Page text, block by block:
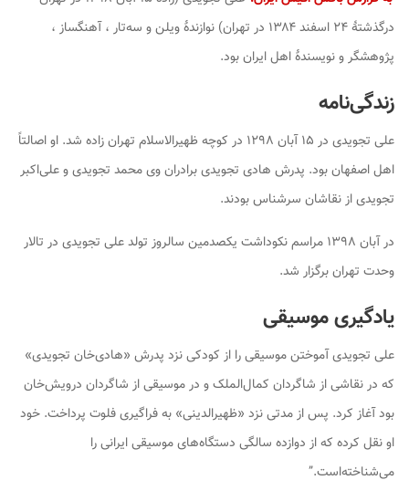
درگذشتهٔ ۲۴ اسفند ۱۳۸۴ در تهران) نوازندهٔ ویلن و سه‌تار ، آهنگساز ،
پژوهشگر و نویسندهٔ اهل ایران بود.
زندگی‌نامه
علی تجویدی در ۱۵ آبان ۱۲۹۸ در کوچه ظهیرالاسلام تهران زاده شد. او اصالتاً
اهل اصفهان بود. پدرش هادی تجویدی برادران وی محمد تجویدی و علی‌اکبر
تجویدی از نقاشان سرشناس بودند.
در آبان ۱۳۹۸ مراسم نکوداشت یکصدمین سالروز تولد علی تجویدی در تالار
وحدت تهران برگزار شد.
یادگیری موسیقی
علی تجویدی آموختن موسیقی را از کودکی نزد پدرش «هادی‌خان تجویدی»
که در نقاشی از شاگردان کمال‌الملک و در موسیقی از شاگردان درویش‌خان
بود آغاز کرد. پس از مدتی نزد «ظهیرالدینی» به فراگیری فلوت پرداخت. خود
او نقل کرده که از دوازده سالگی دستگاه‌های موسیقی ایرانی را
می‌شناخته‌است.”